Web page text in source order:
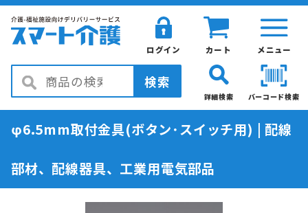
メニュー
カート
ログイン
検索
バーコード検索
詳細検索
φ6.5mm取付金具(ボタン･スイッチ用) | 配線
部材、配線器具、工業用電気部品